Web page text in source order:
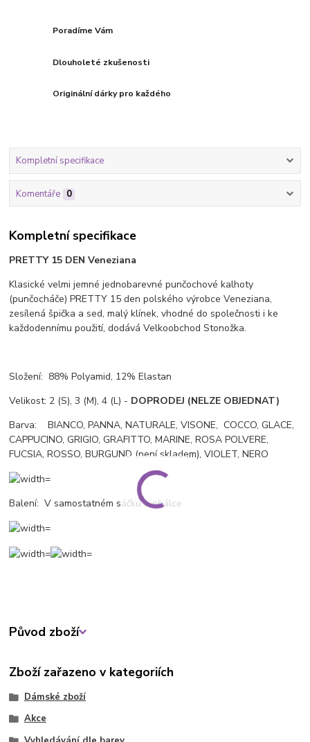
Poradíme Vám
Dlouholeté zkušenosti
Originální dárky pro každého
Kompletní specifikace
Komentáře 0
Kompletní specifikace
PRETTY 15 DEN Veneziana
Klasické velmi jemné jednobarevné punčochové kalhoty
(punčocháče) PRETTY 15 den polského výrobce Veneziana,
zesílená špička a sed, malý klínek, vhodné do společnosti i ke
každodennímu použití, dodává Velkoobchod Stonožka.
Složení: 88% Polyamid, 12% Elastan
Velikost: 2 (S), 3 (M), 4 (L) - DOPRODEJ (NELZE OBJEDNAT)
Barva: BIANCO, PANNA, NATURALE, VISONE, COCCO, GLACE,
CAPPUCINO, GRIGIO, GRAFITTO, MARINE, ROSA POLVERE,
FUCSIA, ROSSO, BURGUND (není skladem), VIOLET, NERO
Balení: V samostatném sáčku a obálce
Původ zboží
Zboží zařazeno v kategoriích
Dámské zboží
Akce